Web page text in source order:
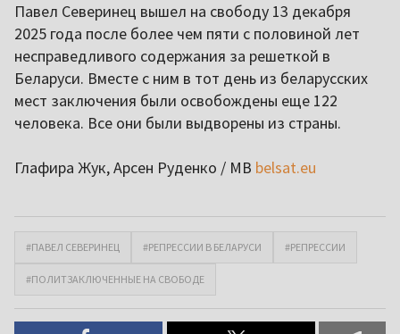
Павел Северинец вышел на свободу 13 декабря
2025 года после более чем пяти с половиной лет
несправедливого содержания за решеткой в
Беларуси. Вместе с ним в тот день из беларусских
мест заключения были освобождены еще 122
человека. Все они были выдворены из страны.
Глафира Жук, Арсен Руденко / МВ belsat.eu
#ПАВЕЛ СЕВЕРИНЕЦ #РЕПРЕССИИ В БЕЛАРУСИ #РЕПРЕССИИ
#ПОЛИТЗАКЛЮЧЕННЫЕ НА СВОБОДЕ